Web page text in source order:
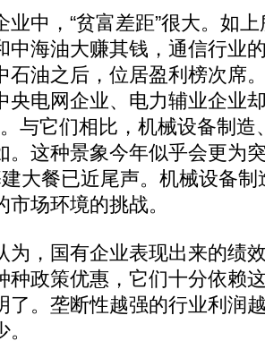
，“贫富差距”很大。如上
中海油大赚其钱，通信行业
石油之后，位居盈利榜次席
央电网企业、电力辅业企业
与它们相比，机械设备制造
。这种景象今年似乎会更为
大餐已近尾声。机械设备
场环境的挑战。
，国有企业表现出来的绩
种政策优惠，它们十分依赖
了。垄断性越强的行业利润